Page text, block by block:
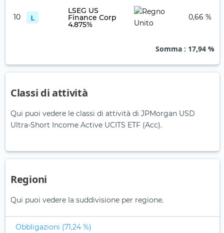
10 L
LSEG US
Finance Corp
4.875%
0,66 %
Somma : 17,94 %
Classi di attività
Qui puoi vedere le classi di attività di JPMorgan USD
Ultra-Short Income Active UCITS ETF (Acc).
Regioni
Qui puoi vedere la suddivisione per regione.
Obbligazioni (71,24 %)